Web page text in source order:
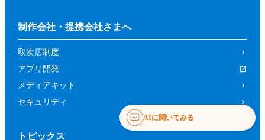
制作会社・提携会社さまへ
取次店制度
アプリ開発
メディアキット
セキュリティ
トピックス
AIに聞いてみる